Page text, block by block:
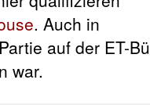
. Auch in
auf der ET-
war.